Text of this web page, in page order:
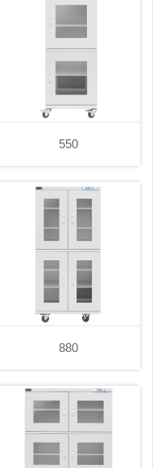
550
880